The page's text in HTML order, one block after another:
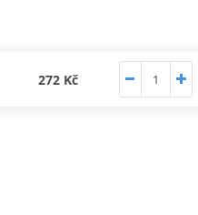
272 Kč